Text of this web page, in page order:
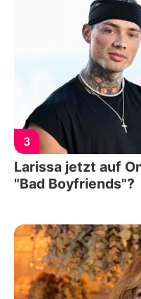
3
Larissa jetzt auf
"Bad Boyfriends"?